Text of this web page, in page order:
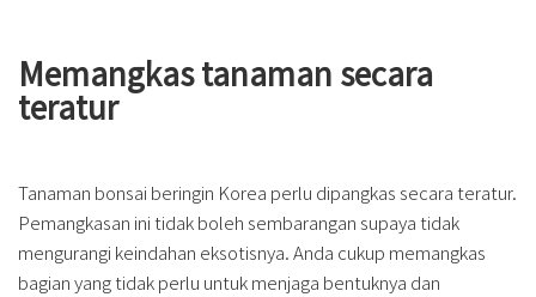
Memangkas tanaman secara
teratur
Tanaman bonsai beringin Korea perlu dipangkas secara teratur.
Pemangkasan ini tidak boleh sembarangan supaya tidak
mengurangi keindahan eksotisnya. Anda cukup memangkas
bagian yang tidak perlu untuk menjaga bentuknya dan